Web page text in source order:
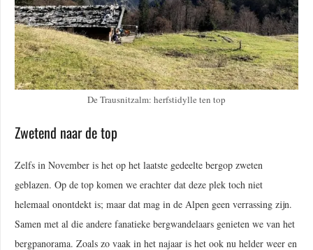
De Trausnitzalm: herfstidylle ten top
Zwetend naar de top
Zelfs in November is het op het laatste gedeelte bergop zweten
geblazen. Op de top komen we erachter dat deze plek toch niet
helemaal onontdekt is; maar dat mag in de Alpen geen verrassing zijn.
Samen met al die andere fanatieke bergwandelaars genieten we van het
bergpanorama. Zoals zo vaak in het najaar is het ook nu helder weer en